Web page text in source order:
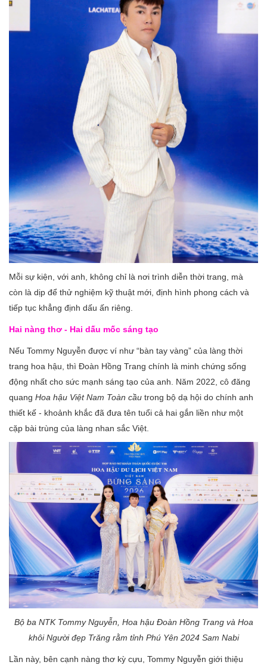
Mỗi sự kiện, với anh, không chỉ là nơi trình diễn thời trang, mà
còn là dịp để thử nghiệm kỹ thuật mới, định hình phong cách và
tiếp tục khẳng định dấu ấn riêng.
Hai nàng thơ - Hai dấu mốc sáng tạo
Nếu Tommy Nguyễn được ví như “bàn tay vàng” của làng thời
trang hoa hậu, thì Đoàn Hồng Trang chính là minh chứng sống
động nhất cho sức mạnh sáng tạo của anh. Năm 2022, cô đăng
quang Hoa hậu Việt Nam Toàn cầu trong bộ dạ hội do chính anh
thiết kế - khoảnh khắc đã đưa tên tuổi cả hai gắn liền như một
cặp bài trùng của làng nhan sắc Việt.
Bộ ba NTK Tommy Nguyễn, Hoa hậu Đoàn Hồng Trang và Hoa
khôi Người đẹp Trăng rằm tỉnh Phú Yên 2024 Sam Nabi
Lần này, bên cạnh nàng thơ kỳ cựu, Tommy Nguyễn giới thiệu